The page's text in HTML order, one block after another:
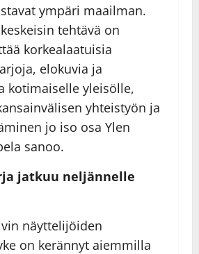
ympäri maailman.
tehtävä on
korkealaatuisia
elokuvia ja
kotimaiselle yleisölle,
yhteistyön ja
jo iso osa Ylen
sanoo.
jatkuu neljännelle
näyttelijöiden
on kerännyt aiemmilla